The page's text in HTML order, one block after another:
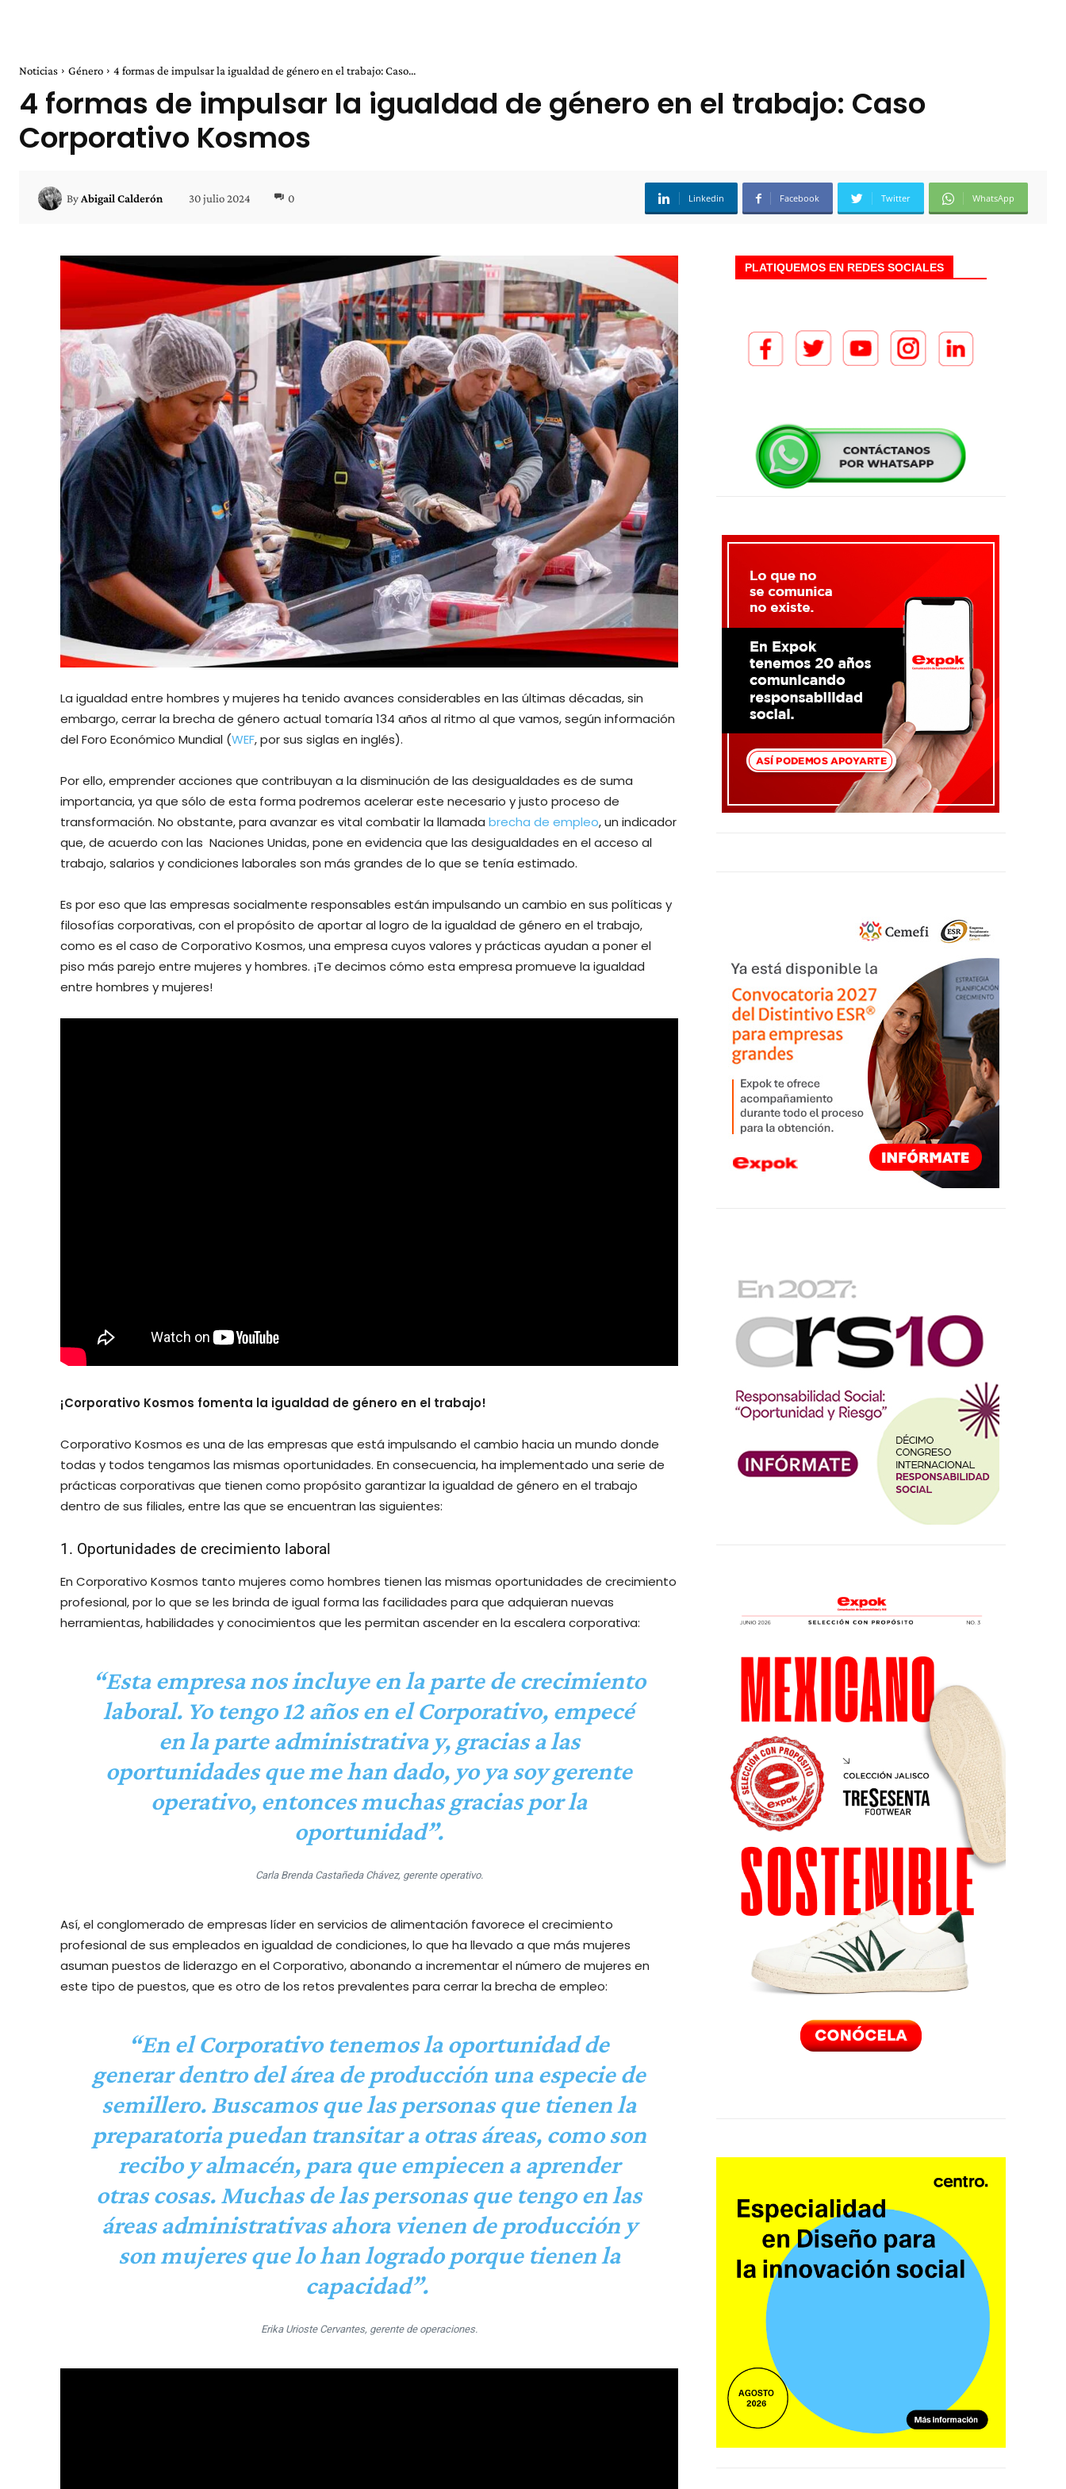
Noticias Género 4 formas de impulsar la igualdad de género en el trabajo: Caso...
4 formas de impulsar la igualdad de género en el trabajo: Caso
Corporativo Kosmos
By Abigail Calderón 30 julio 2024 0 Linkedin Facebook Twitter WhatsApp
La igualdad entre hombres y mujeres ha tenido avances considerables en las últimas décadas, sin
embargo, cerrar la brecha de género actual tomaría 134 años al ritmo al que vamos, según información
del Foro Económico Mundial (WEF, por sus siglas en inglés).
Por ello, emprender acciones que contribuyan a la disminución de las desigualdades es de suma
importancia, ya que sólo de esta forma podremos acelerar este necesario y justo proceso de
transformación. No obstante, para avanzar es vital combatir la llamada brecha de empleo, un indicador
que, de acuerdo con las Naciones Unidas, pone en evidencia que las desigualdades en el acceso al
trabajo, salarios y condiciones laborales son más grandes de lo que se tenía estimado.
Es por eso que las empresas socialmente responsables están impulsando un cambio en sus políticas y
filosofías corporativas, con el propósito de aportar al logro de la igualdad de género en el trabajo,
como es el caso de Corporativo Kosmos, una empresa cuyos valores y prácticas ayudan a poner el
piso más parejo entre mujeres y hombres. ¡Te decimos cómo esta empresa promueve la igualdad
entre hombres y mujeres!
¡Corporativo Kosmos fomenta la igualdad de género en el trabajo!
Corporativo Kosmos es una de las empresas que está impulsando el cambio hacia un mundo donde
todas y todos tengamos las mismas oportunidades. En consecuencia, ha implementado una serie de
prácticas corporativas que tienen como propósito garantizar la igualdad de género en el trabajo
dentro de sus filiales, entre las que se encuentran las siguientes:
1. Oportunidades de crecimiento laboral
En Corporativo Kosmos tanto mujeres como hombres tienen las mismas oportunidades de crecimiento
profesional, por lo que se les brinda de igual forma las facilidades para que adquieran nuevas
herramientas, habilidades y conocimientos que les permitan ascender en la escalera corporativa:
“Esta empresa nos incluye en la parte de crecimiento
laboral. Yo tengo 12 años en el Corporativo, empecé
en la parte administrativa y, gracias a las
oportunidades que me han dado, yo ya soy gerente
operativo, entonces muchas gracias por la
oportunidad”.
Carla Brenda Castañeda Chávez, gerente operativo.
Así, el conglomerado de empresas líder en servicios de alimentación favorece el crecimiento
profesional de sus empleados en igualdad de condiciones, lo que ha llevado a que más mujeres
asuman puestos de liderazgo en el Corporativo, abonando a incrementar el número de mujeres en
este tipo de puestos, que es otro de los retos prevalentes para cerrar la brecha de empleo:
“En el Corporativo tenemos la oportunidad de
generar dentro del área de producción una especie de
semillero. Buscamos que las personas que tienen la
preparatoria puedan transitar a otras áreas, como son
recibo y almacén, para que empiecen a aprender
otras cosas. Muchas de las personas que tengo en las
áreas administrativas ahora vienen de producción y
son mujeres que lo han logrado porque tienen la
capacidad”.
Erika Urioste Cervantes, gerente de operaciones.
PLATIQUEMOS EN REDES SOCIALES